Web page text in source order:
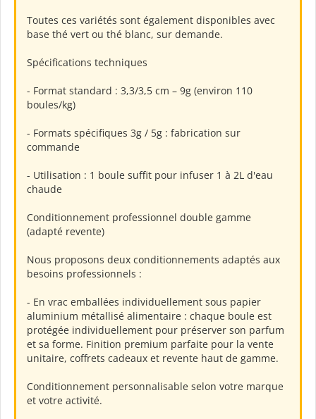
Toutes ces variétés sont également disponibles avec
base thé vert ou thé blanc, sur demande.
Spécifications techniques
- Format standard : 3,3/3,5 cm – 9g (environ 110
boules/kg)
- Formats spécifiques 3g / 5g : fabrication sur
commande
- Utilisation : 1 boule suffit pour infuser 1 à 2L d'eau
chaude
Conditionnement professionnel double gamme
(adapté revente)
Nous proposons deux conditionnements adaptés aux
besoins professionnels :
- En vrac emballées individuellement sous papier
aluminium métallisé alimentaire : chaque boule est
protégée individuellement pour préserver son parfum
et sa forme. Finition premium parfaite pour la vente
unitaire, coffrets cadeaux et revente haut de gamme.
Conditionnement personnalisable selon votre marque
et votre activité.